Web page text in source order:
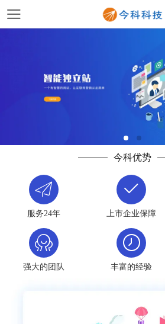
今科优势
服务24年 上市企业保障
强大的团队 丰富的经验